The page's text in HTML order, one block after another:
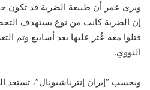
ويرى عمر أن طبيعة الضربة قد تكون
إن الضربة كانت من نوع يستهدف
قتلوا معه عُثر عليها بعد أسابيع
النووي.
وبحسب “إيران إنترناشيونال”، تستعد